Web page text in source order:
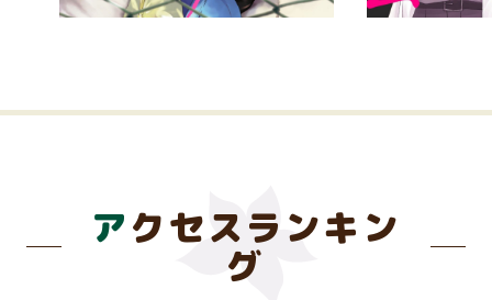
アクセスランキン
グ